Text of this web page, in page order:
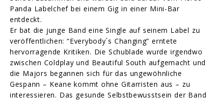
Panda Labelchef bei einem Gig in einer Mini-Bar
entdeckt.
Er bat die junge Band eine Single auf seinem Label zu
veröffentlichen: “Everybody´s Changing” erntete
hervorragende Kritiken. Die Schublade wurde irgendwo
zwischen Coldplay und Beautiful South aufgemacht und
die Majors begannen sich für das ungewöhnliche
Gespann – Keane kommt ohne Gitarristen aus – zu
interessieren. Das gesunde Selbstbewusstsein der Band